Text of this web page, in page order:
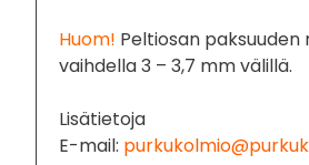
Huom! Peltiosan
vaihdella 3 – 3,7 mm välillä.
Lisätietoja
E-mail: